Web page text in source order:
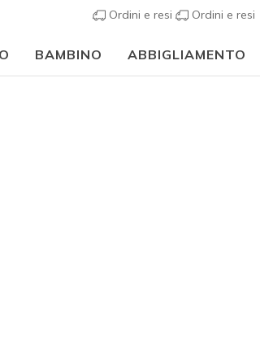
Ordini e resi Ordini e resi
BAMBINO ABBIGLIAMENTO